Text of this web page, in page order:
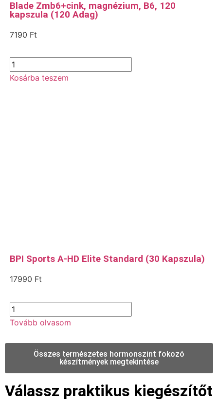
Blade Zmb6+cink, magnézium, B6, 120
kapszula (120 Adag)
7190 Ft
Kosárba teszem
BPI Sports A-HD Elite Standard (30 Kapszula)
17990 Ft
Tovább olvasom
Összes természetes hormonszint fokozó
készítmények megtekintése
Válassz praktikus kiegészítőt